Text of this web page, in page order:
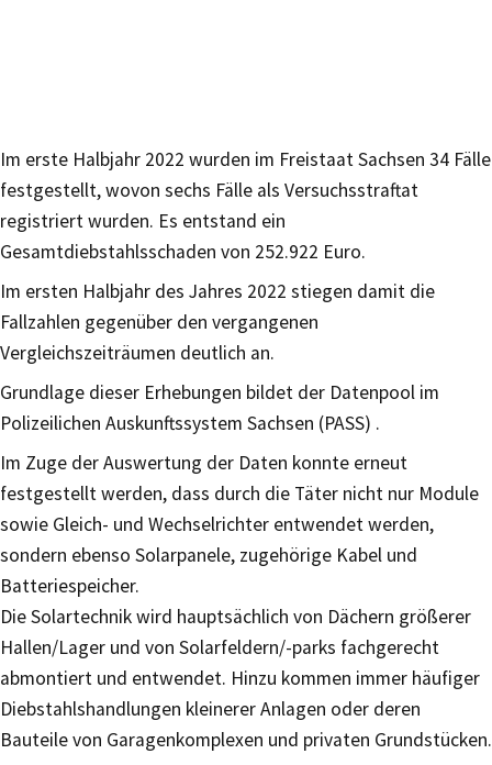
Im erste Halbjahr 2022 wurden im Freistaat Sachsen 34 Fälle
festgestellt, wovon sechs Fälle als Versuchsstraftat
registriert wurden. Es entstand ein
Gesamtdiebstahlsschaden von 252.922 Euro.
Im ersten Halbjahr des Jahres 2022 stiegen damit die
Fallzahlen gegenüber den vergangenen
Vergleichszeiträumen deutlich an.
Grundlage dieser Erhebungen bildet der Datenpool im
Polizeilichen Auskunftssystem Sachsen (PASS) .
Im Zuge der Auswertung der Daten konnte erneut
festgestellt werden, dass durch die Täter nicht nur Module
sowie Gleich- und Wechselrichter entwendet werden,
sondern ebenso Solarpanele, zugehörige Kabel und
Batteriespeicher.
Die Solartechnik wird hauptsächlich von Dächern größerer
Hallen/Lager und von Solarfeldern/-parks fachgerecht
abmontiert und entwendet. Hinzu kommen immer häufiger
Diebstahlshandlungen kleinerer Anlagen oder deren
Bauteile von Garagenkomplexen und privaten Grundstücken.